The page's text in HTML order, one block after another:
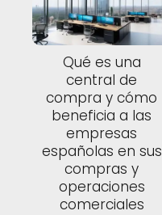
Qué es una
central de
compra y cómo
beneficia a las
empresas
españolas en sus
compras y
operaciones
comerciales